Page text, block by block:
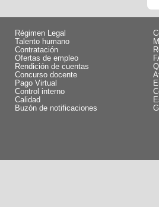
Régimen Legal
Talento humano
Contratación
Ofertas de empleo
Rendición de cuentas
Concurso docente
Pago Virtual
Control interno
Calidad
Buzón de notificaciones